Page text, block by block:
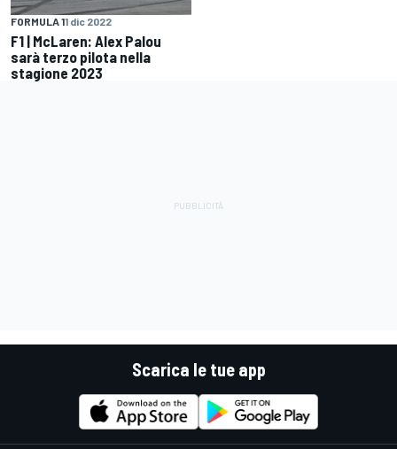
FORMULA 11 dic 2022
F1 | McLaren: Alex Palou
sarà terzo pilota nella
stagione 2023
Scarica le tue app